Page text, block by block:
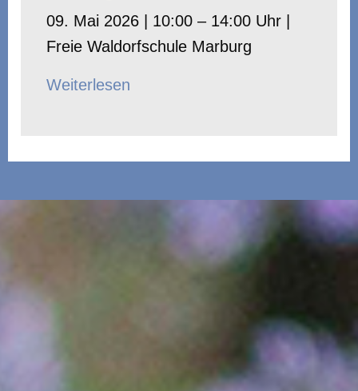
09. Mai 2026 | 10:00 – 14:00 Uhr |
Freie Waldorfschule Marburg
Weiterlesen